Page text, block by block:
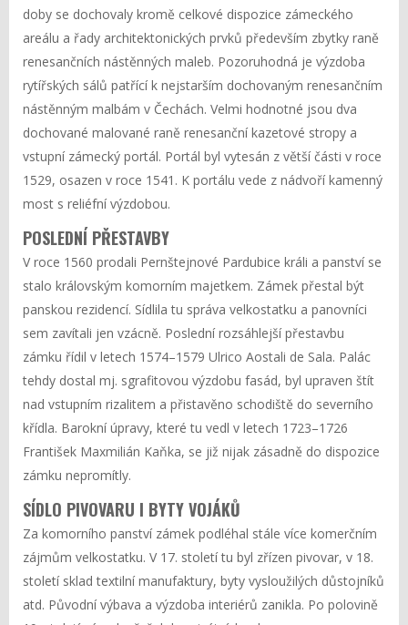
doby se dochovaly kromě celkové dispozice zámeckého
areálu a řady architektonických prvků především zbytky raně
renesančních nástěnných maleb. Pozoruhodná je výzdoba
rytířských sálů patřící k nejstarším dochovaným renesančním
nástěnným malbám v Čechách. Velmi hodnotné jsou dva
dochované malované raně renesanční kazetové stropy a
vstupní zámecký portál. Portál byl vytesán z větší části v roce
1529, osazen v roce 1541. K portálu vede z nádvoří kamenný
most s reliéfní výzdobou.
POSLEDNÍ PŘESTAVBY
V roce 1560 prodali Pernštejnové Pardubice králi a panství se
stalo královským komorním majetkem. Zámek přestal být
panskou rezidencí. Sídlila tu správa velkostatku a panovníci
sem zavítali jen vzácně. Poslední rozsáhlejší přestavbu
zámku řídil v letech 1574–1579 Ulrico Aostali de Sala. Palác
tehdy dostal mj. sgrafitovou výzdobu fasád, byl upraven štít
nad vstupním rizalitem a přistavěno schodiště do severního
křídla. Barokní úpravy, které tu vedl v letech 1723–1726
František Maxmilián Kaňka, se již nijak zásadně do dispozice
zámku nepromítly.
SÍDLO PIVOVARU I BYTY VOJÁKŮ
Za komorního panství zámek podléhal stále více komerčním
zájmům velkostatku. V 17. století tu byl zřízen pivovar, v 18.
století sklad textilní manufaktury, byty vysloužilých důstojníků
atd. Původní výbava a výzdoba interiérů zanikla. Po polovině